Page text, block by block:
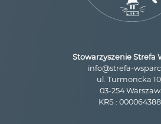
Stowarzyszenie Strefa
info@strefa-
ul. Turmoncka
03-254
KRS :